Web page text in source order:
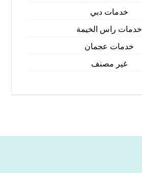
خدمات دبي
خدمات راس الخيمة
خدمات عجمان
غير مصنف